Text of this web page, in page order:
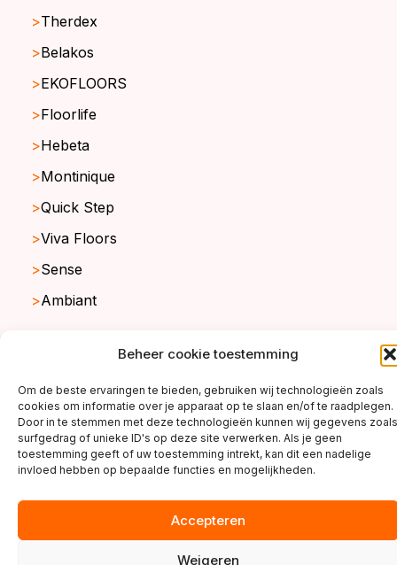
Beheer cookie toestemming
Om de beste ervaringen te bieden, gebruiken wij technologieën zoals
cookies om informatie over je apparaat op te slaan en/of te raadplegen.
Door in te stemmen met deze technologieën kunnen wij gegevens zoals
surfgedrag of unieke ID's op deze site verwerken. Als je geen
toestemming geeft of uw toestemming intrekt, kan dit een nadelige
invloed hebben op bepaalde functies en mogelijkheden.
Accepteren
Weigeren
Therdex
Belakos
EKOFLOORS
Floorlife
Hebeta
Montinique
Quick Step
Viva Floors
Sense
Ambiant